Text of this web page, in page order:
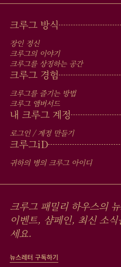
MAIN
MEN
IN
FOOTER
크루그 방식
장인 정신
크루그의 이야기
크루그를 상징하는 공간
크루그 경험
크루그를 즐기는 방법
크루그 앰버서드
내 크루그 계정
로그인 / 계정 만들기
크루그iD
귀하의 병의 크루그 아이디
크루그 패밀리 하우스의
이벤트, 샴페인, 최신 소
세요.
뉴스레터 구독하기